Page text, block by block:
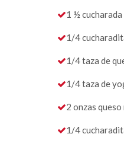
1 ½
1/4
1/4 taza de
1/4 taza de
2 onzas
1/4